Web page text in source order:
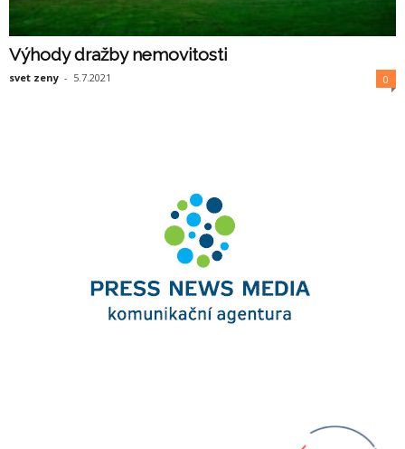
Výhody dražby nemovitosti
svet zeny - 5.7.2021 0